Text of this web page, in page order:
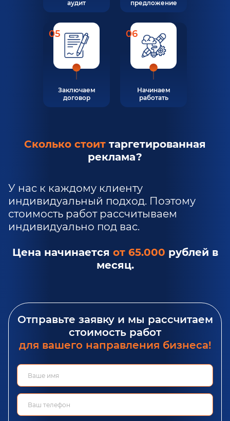
аудит предложение
05
Заключаем
договор
06
Начинаем
работать
Сколько стоит таргетированная
реклама?
У нас к каждому клиенту
индивидуальный подход. Поэтому
стоимость работ рассчитываем
индивидуально под вас.
Цена начинается от 65.000 рублей в
месяц.
Отправьте заявку и мы рассчитаем
стоимость работ
для вашего направления бизнеса!